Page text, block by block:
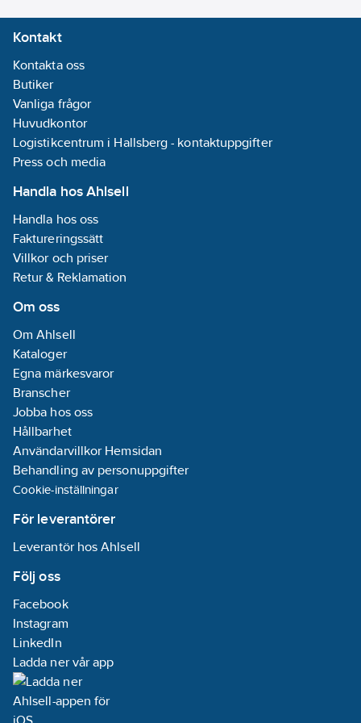
Kontakt
Kontakta oss
Butiker
Vanliga frågor
Huvudkontor
Logistikcentrum i Hallsberg - kontaktuppgifter
Press och media
Handla hos Ahlsell
Handla hos oss
Faktureringssätt
Villkor och priser
Retur & Reklamation
Om oss
Om Ahlsell
Kataloger
Egna märkesvaror
Branscher
Jobba hos oss
Hållbarhet
Användarvillkor Hemsidan
Behandling av personuppgifter
Cookie-inställningar
För leverantörer
Leverantör hos Ahlsell
Följ oss
Facebook
Instagram
LinkedIn
Ladda ner vår app